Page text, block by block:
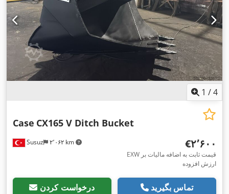
1 /4
Susuz ۲٬۰۶۲ km
Case CX165 V Ditch Bucket
‎€۲٬۶۰۰
EXW قیمت ثابت به اضافه مالیات بر
ارزش افزوده
درخواست کردن تماس بگیرید